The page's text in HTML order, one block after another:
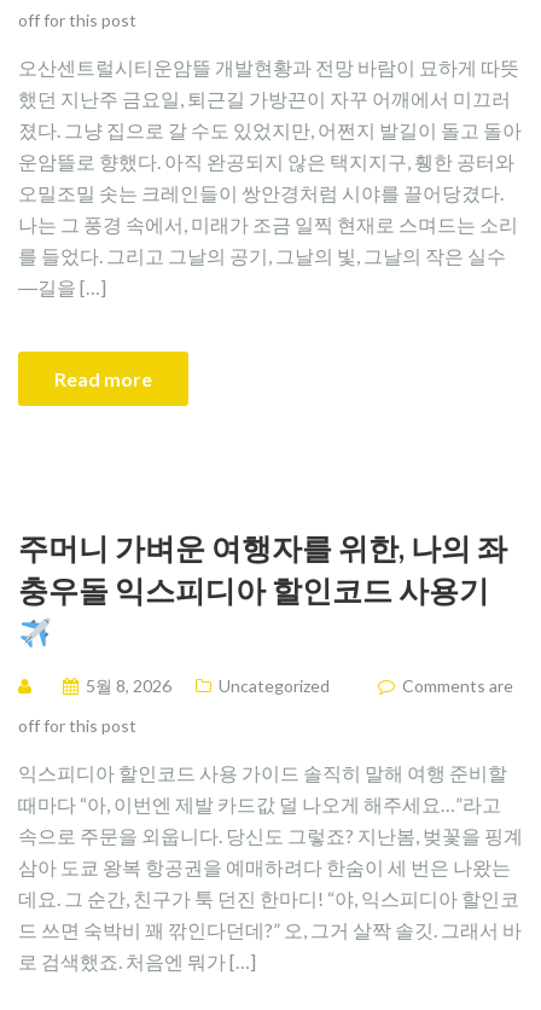
off for this post
오산센트럴시티운암뜰 개발현황과 전망 바람이 묘하게 따뜻
했던 지난주 금요일, 퇴근길 가방끈이 자꾸 어깨에서 미끄러
졌다. 그냥 집으로 갈 수도 있었지만, 어쩐지 발길이 돌고 돌아
운암뜰로 향했다. 아직 완공되지 않은 택지지구, 휑한 공터와
오밀조밀 솟는 크레인들이 쌍안경처럼 시야를 끌어당겼다.
나는 그 풍경 속에서, 미래가 조금 일찍 현재로 스며드는 소리
를 들었다. 그리고 그날의 공기, 그날의 빛, 그날의 작은 실수
―길을 […]
Read more
주머니 가벼운 여행자를 위한, 나의 좌
충우돌 익스피디아 할인코드 사용기
5월 8, 2026 Uncategorized
Comments are
off for this post
익스피디아 할인코드 사용 가이드 솔직히 말해 여행 준비할
때마다 “아, 이번엔 제발 카드값 덜 나오게 해주세요…”라고
속으로 주문을 외웁니다. 당신도 그렇죠? 지난봄, 벚꽃을 핑계
삼아 도쿄 왕복 항공권을 예매하려다 한숨이 세 번은 나왔는
데요. 그 순간, 친구가 툭 던진 한마디! “야, 익스피디아 할인코
드 쓰면 숙박비 꽤 깎인다던데?” 오, 그거 살짝 솔깃. 그래서 바
로 검색했죠. 처음엔 뭐가 […]